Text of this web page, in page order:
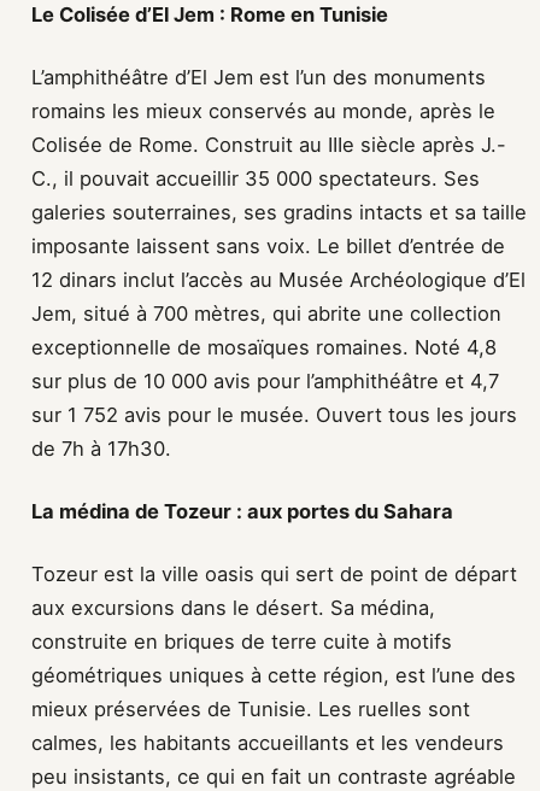
Le Colisée d’El Jem : Rome en Tunisie
L’amphithéâtre d’El Jem est l’un des monuments
romains les mieux conservés au monde, après le
Colisée de Rome. Construit au IIIe siècle après J.-
C., il pouvait accueillir 35 000 spectateurs. Ses
galeries souterraines, ses gradins intacts et sa taille
imposante laissent sans voix. Le billet d’entrée de
12 dinars inclut l’accès au Musée Archéologique d’El
Jem, situé à 700 mètres, qui abrite une collection
exceptionnelle de mosaïques romaines. Noté 4,8
sur plus de 10 000 avis pour l’amphithéâtre et 4,7
sur 1 752 avis pour le musée. Ouvert tous les jours
de 7h à 17h30.
La médina de Tozeur : aux portes du Sahara
Tozeur est la ville oasis qui sert de point de départ
aux excursions dans le désert. Sa médina,
construite en briques de terre cuite à motifs
géométriques uniques à cette région, est l’une des
mieux préservées de Tunisie. Les ruelles sont
calmes, les habitants accueillants et les vendeurs
peu insistants, ce qui en fait un contraste agréable